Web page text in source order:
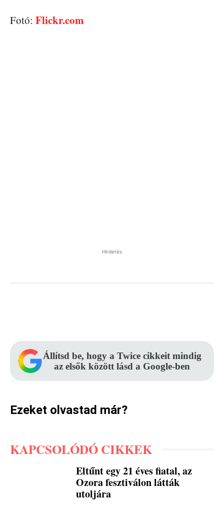
Fotó: Flickr.com
Hirdetés
Állítsd be, hogy a Twice cikkeit mindig
az elsők között lásd a Google-ben
Ezeket olvastad már?
KAPCSOLÓDÓ CIKKEK
Eltűnt egy 21 éves fiatal, az
Ozora fesztiválon látták
utoljára